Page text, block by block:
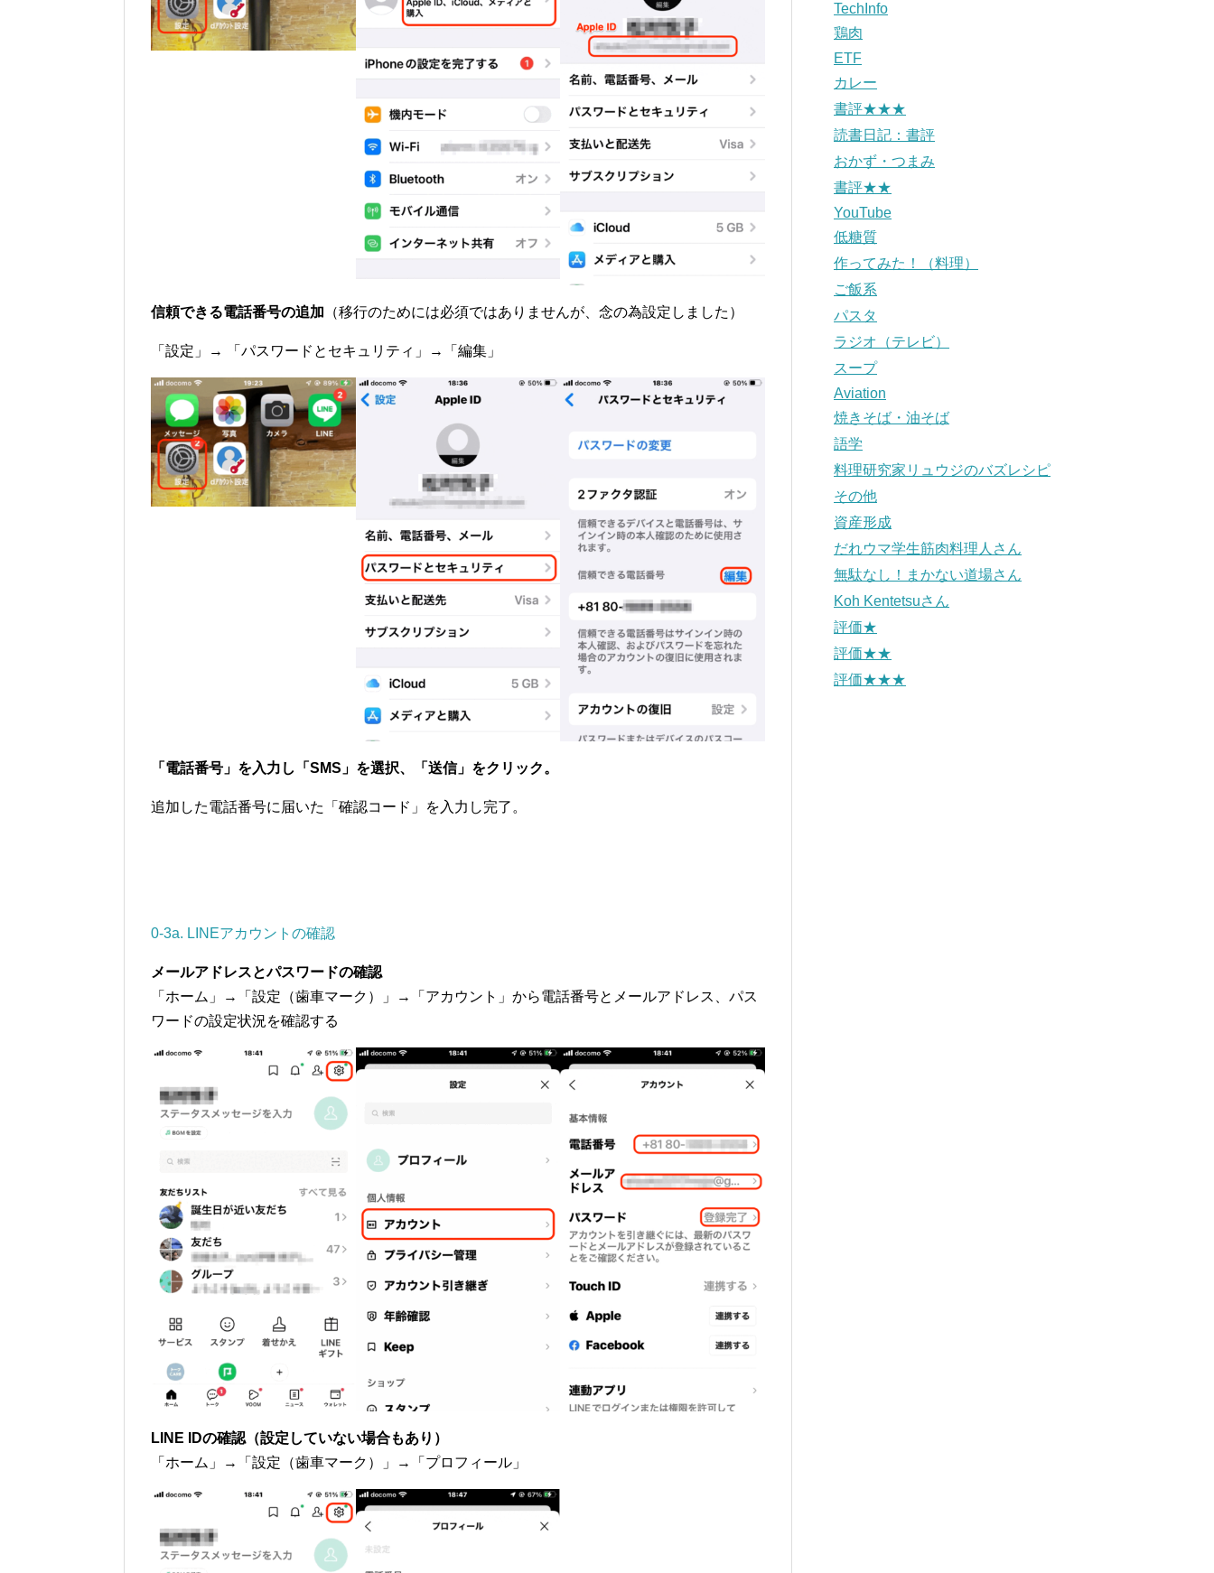
信頼できる電話番号の追加 （移行のためには必須ではありませんが、念の為設定しました）
「設定」→ 「パスワードとセキュリティ」→「編集」
「電話番号」を入力し「SMS」を選択、「送信」をクリック。
追加した電話番号に届いた「確認コード」を入力し完了。
0-3a. LINEアカウントの確認
メールアドレスとパスワードの確認
「ホーム」→「設定（歯車マーク）」→「アカウント」から電話番号とメールアドレス、パス
ワードの設定状況を確認する
LINE IDの確認（設定していない場合もあり）
「ホーム」→「設定（歯車マーク）」→「プロフィール」
TechInfo
鶏肉
ETF
カレー
書評★★★
読書日記：書評
おかず・つまみ
書評★★
YouTube
低糖質
作ってみた！（料理）
ご飯系
パスタ
ラジオ（テレビ）
スープ
Aviation
焼きそば・油そば
語学
料理研究家リュウジのバズレシピ
その他
資産形成
だれウマ学生筋肉料理人さん
無駄なし！まかない道場さん
Koh Kentetsuさん
評価★
評価★★
評価★★★